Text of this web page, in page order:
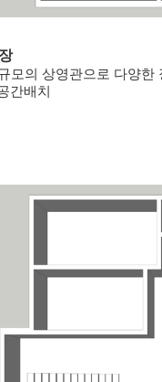
모의 상영관으로 다양
간배치